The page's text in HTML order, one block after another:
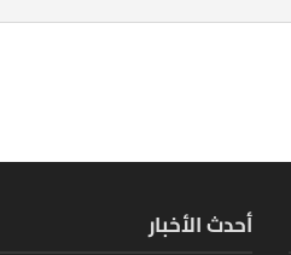
أحدث الأخبار